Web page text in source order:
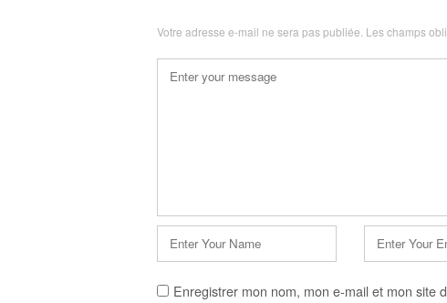
Votre adresse e-mail ne sera pas publiée. Les champs
Commentaire
Nom
Enregistrer mon nom, mon e-mail et mon site